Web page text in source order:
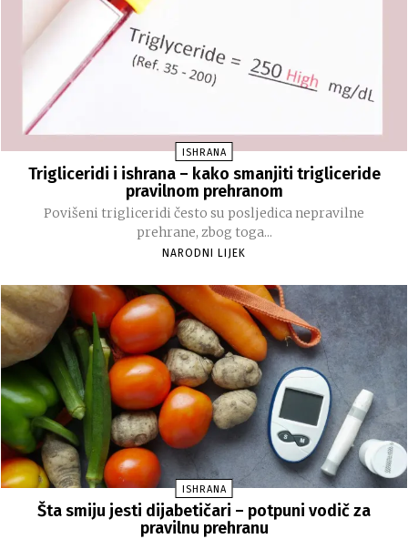
ISHRANA
Trigliceridi i ishrana – kako smanjiti trigliceride
pravilnom prehranom
Povišeni trigliceridi često su posljedica nepravilne
prehrane, zbog toga...
NARODNI LIJEK
ISHRANA
Šta smiju jesti dijabetičari – potpuni vodič za
pravilnu prehranu